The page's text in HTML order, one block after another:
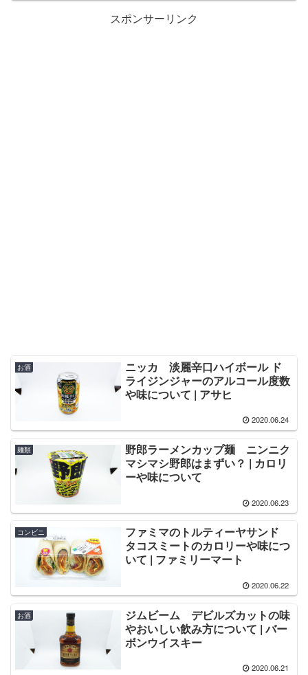
スポンサーリンク
お酒
ニッカ 淡麗辛口ハイボール ド
ライジンジャーのアルコール度数
や味について | アサヒ
2020.06.24
麺類
野郎ラーメンカップ麺 ニンニク
マシマシ野郎はまずい？ | カロリ
ーや味について
2020.06.23
コンビニ
ファミマのトルティーヤサンド
タコスミートのカロリーや味につ
いて | ファミリーマート
2020.06.22
お酒
ジムビーム デビルズカットの味
やおいしい飲み方について | バー
ボンウイスキー
2020.06.21